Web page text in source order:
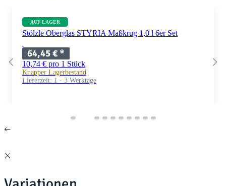
AUF LAGER
Stölzle Oberglas STYRIA Maßkrug 1,0 l 6er Set
64,45 €*
10,74 € pro 1 Stück
Knapper Lagerbestand
Lieferzeit: 1 - 3 Werktage